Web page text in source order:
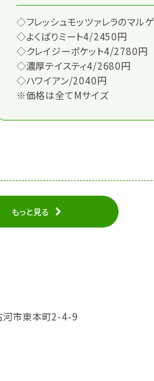
◇フレッシュモッツァレラのマル
◇よくばりミート4/2450円
◇クレイジーポケット4/2780円
◇濃厚テイスティ4/2680円
◇ハワイアン/2040円
※価格は全てMサイズ
もっと見る
市東本町2-4-9